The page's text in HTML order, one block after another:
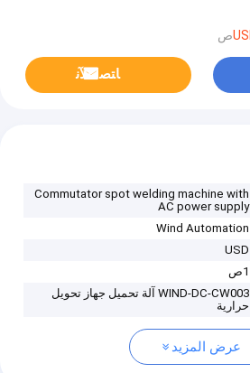
ﺎﺘﺼﻟ ﺍﻶﻧ
Commutator spot welding machine with
AC power supply
Wind Automation
USD
1ص
WIND-DC-CW003 آلة تحميل جهاز تحويل
حرارية
عرض المزيد